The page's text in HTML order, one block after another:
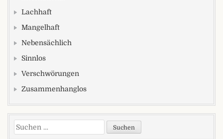
Lachhaft
Mangelhaft
Nebensächlich
Sinnlos
Verschwörungen
Zusammenhanglos
Suchen nach: